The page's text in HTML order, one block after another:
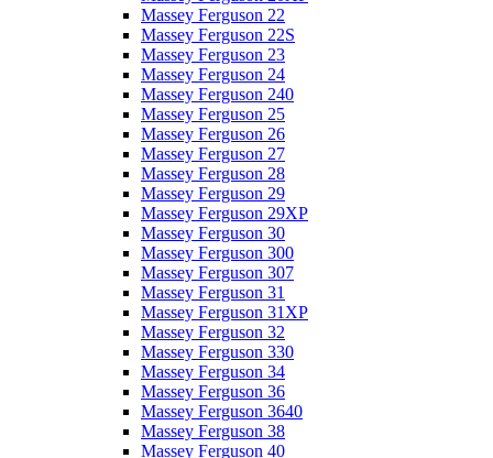
Massey Ferguson 22
Massey Ferguson 22S
Massey Ferguson 23
Massey Ferguson 24
Massey Ferguson 240
Massey Ferguson 25
Massey Ferguson 26
Massey Ferguson 27
Massey Ferguson 28
Massey Ferguson 29
Massey Ferguson 29XP
Massey Ferguson 30
Massey Ferguson 300
Massey Ferguson 307
Massey Ferguson 31
Massey Ferguson 31XP
Massey Ferguson 32
Massey Ferguson 330
Massey Ferguson 34
Massey Ferguson 36
Massey Ferguson 3640
Massey Ferguson 38
Massey Ferguson 40